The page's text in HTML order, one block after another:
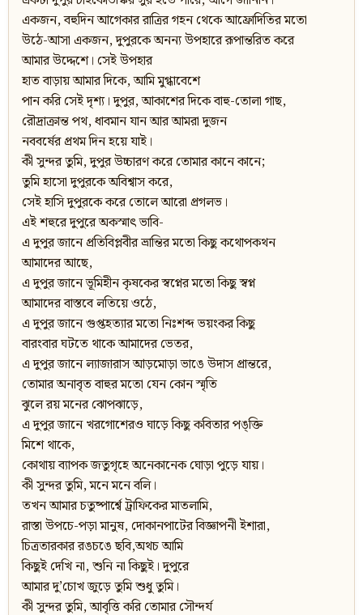
একজন, বহুদিন আগেকার রাত্রির গহন থেকে আফ্রোদিতির মতো
উঠে-আসা একজন, দুপুরকে অনন্য উপহারে রূপান্তরিত করে
আমার উদ্দেশে। সেই উপহার
হাত বাড়ায় আমার দিকে, আমি মুগ্ধাবেশে
পান করি সেই দৃশ্য। দুপুর, আকাশের দিকে বাহু-তোলা গাছ,
রৌদ্রাক্রান্ত পথ, ধাবমান যান আর আমরা দুজন
নববর্ষের প্রথম দিন হয়ে যাই।
কী সুন্দর তুমি, দুপুর উচ্চারণ করে তোমার কানে কানে;
তুমি হাসো দুপুরকে অবিশ্বাস করে,
সেই হাসি দুপুরকে করে তোলে আরো প্রগলভ।
এই শহুরে দুপুরে অকস্মাৎ ভাবি-
এ দুপুর জানে প্রতিবিপ্লবীর ভ্রান্তির মতো কিছু কথোপকথন
আমাদের আছে,
এ দুপুর জানে ভূমিহীন কৃষকের স্বপ্নের মতো কিছু স্বপ্ন
আমাদের বাস্তবে লতিয়ে ওঠে,
এ দুপুর জানে গুপ্তহত্যার মতো নিঃশব্দ ভয়ংকর কিছু
বারংবার ঘটতে থাকে আমাদের ভেতর,
এ দুপুর জানে ল্যাজারাস আড়মোড়া ভাঙে উদাস প্রান্তরে,
তোমার অনাবৃত বাহুর মতো যেন কোন স্মৃতি
ঝুলে রয় মনের ঝোপঝাড়ে,
এ দুপুর জানে খরগোশেরও ঘাড়ে কিছু কবিতার পঙ্‌ক্তি
মিশে থাকে,
কোথায় ব্যাপক জতুগৃহে অনেকানেক ঘোড়া পুড়ে যায়।
কী সুন্দর তুমি, মনে মনে বলি।
তখন আমার চতুষ্পার্শ্বে ট্রাফিকের মাতলামি,
রাস্তা উপচে-পড়া মানুষ, দোকানপাটের বিজ্ঞাপনী ইশারা,
চিত্রতারকার রঙচঙে ছবি,অথচ আমি
কিছুই দেখি না, শুনি না কিছুই। দুপুরে
আমার দু’চোখ জুড়ে তুমি শুধু তুমি।
কী সুন্দর তুমি, আবৃত্তি করি তোমার সৌন্দর্য